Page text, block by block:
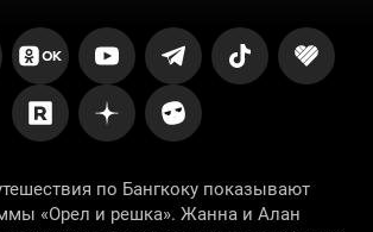
по Бангкоку показывают
«Орел и решка». Жанна и Алан